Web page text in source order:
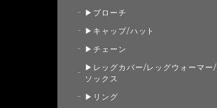
▶ブローチ
▶キャップ/ハット
▶チェーン
▶レッグカバー/レッグウォーマー/
ソックス
▶リング